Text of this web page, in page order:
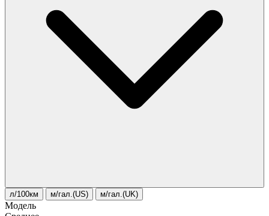
л/100км м/гал.(US) м/гал.(UK)
Модель